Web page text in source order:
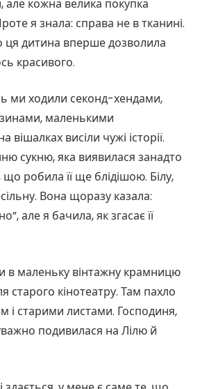
але кожна велика покупка
я знала: справа не в тканині.
дитина вперше дозволила
красивого.
ми ходили секонд-хендами,
маленькими
висіли чужі історії.
сукню, яка виявилася занадто
робила її ще блідішою. Білу,
Вона щоразу казала:
але я бачила, як згасає її
в маленьку вінтажну крамницю
старого кінотеатру. Там пахло
і старими листами. Господиня,
подивилася на Лілю й